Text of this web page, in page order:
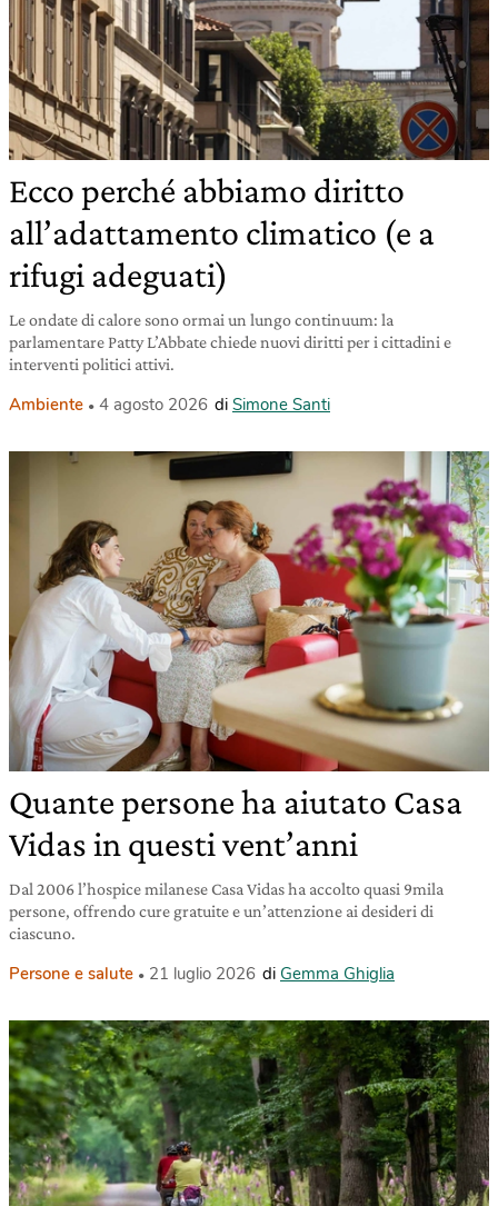
Ecco perché abbiamo diritto
all’adattamento climatico (e a
rifugi adeguati)
Le ondate di calore sono ormai un lungo continuum: la
parlamentare Patty L’Abbate chiede nuovi diritti per i cittadini e
interventi politici attivi.
Ambiente 4 agosto 2026 di Simone Santi
Quante persone ha aiutato Casa
Vidas in questi vent’anni
Dal 2006 l’hospice milanese Casa Vidas ha accolto quasi 9mila
persone, offrendo cure gratuite e un’attenzione ai desideri di
ciascuno.
Persone e salute 21 luglio 2026 di Gemma Ghiglia